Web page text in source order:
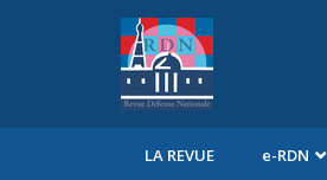
LA REVUE e-RDN